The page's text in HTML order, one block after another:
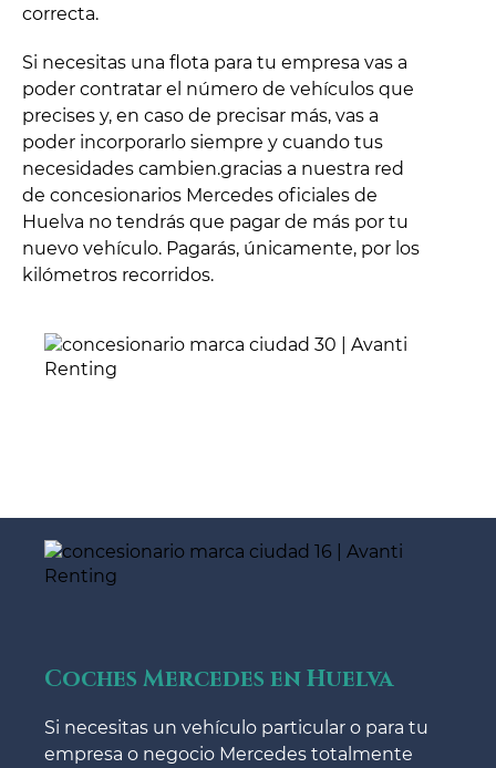
correcta.
Si necesitas una flota para tu empresa vas a
poder contratar el número de vehículos que
precises y, en caso de precisar más, vas a
poder incorporarlo siempre y cuando tus
necesidades cambien.gracias a nuestra red
de concesionarios Mercedes oficiales de
Huelva no tendrás que pagar de más por tu
nuevo vehículo. Pagarás, únicamente, por los
kilómetros recorridos.
Coches Mercedes en Huelva
Si necesitas un vehículo particular o para tu
empresa o negocio Mercedes totalmente